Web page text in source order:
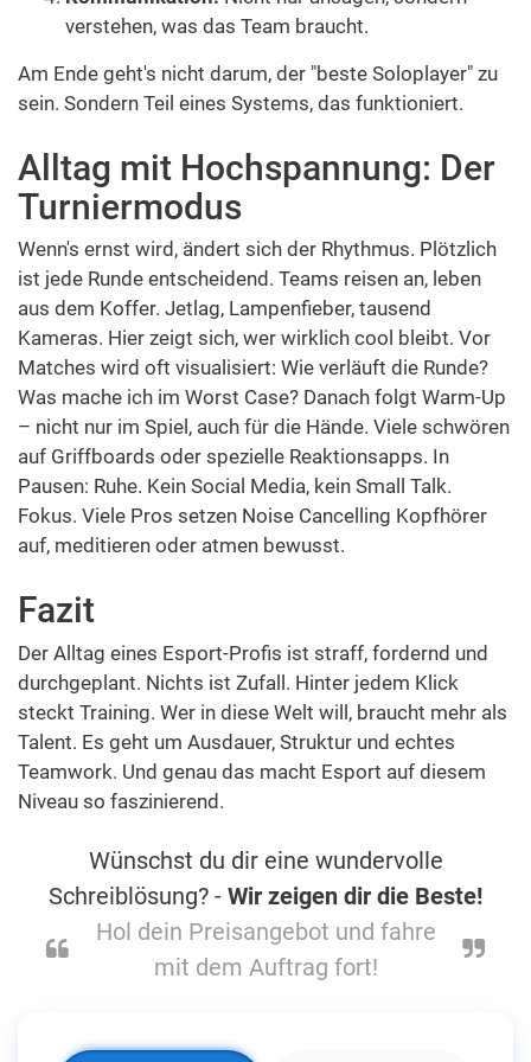
verstehen, was das Team braucht.
Am Ende geht's nicht darum, der "beste Soloplayer" zu
sein. Sondern Teil eines Systems, das funktioniert.
Alltag mit Hochspannung: Der
Turniermodus
Wenn's ernst wird, ändert sich der Rhythmus. Plötzlich
ist jede Runde entscheidend. Teams reisen an, leben
aus dem Koffer. Jetlag, Lampenfieber, tausend
Kameras. Hier zeigt sich, wer wirklich cool bleibt. Vor
Matches wird oft visualisiert: Wie verläuft die Runde?
Was mache ich im Worst Case? Danach folgt Warm-Up
– nicht nur im Spiel, auch für die Hände. Viele schwören
auf Griffboards oder spezielle Reaktionsapps. In
Pausen: Ruhe. Kein Social Media, kein Small Talk.
Fokus. Viele Pros setzen Noise Cancelling Kopfhörer
auf, meditieren oder atmen bewusst.
Fazit
Der Alltag eines Esport-Profis ist straff, fordernd und
durchgeplant. Nichts ist Zufall. Hinter jedem Klick
steckt Training. Wer in diese Welt will, braucht mehr als
Talent. Es geht um Ausdauer, Struktur und echtes
Teamwork. Und genau das macht Esport auf diesem
Niveau so faszinierend.
Wünschst du dir eine wundervolle
Schreiblösung? - Wir zeigen dir die Beste!
Hol dein Preisangebot und fahre
mit dem Auftrag fort!